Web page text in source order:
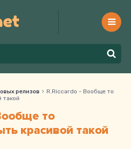
релизов
R.Riccardo - Вообще то
такой
то
красивой такой